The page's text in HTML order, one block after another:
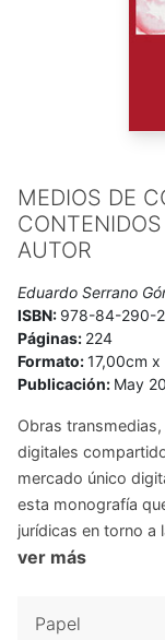
MEDIOS DE
AUTOR
Eduardo Serrano
ISBN: 978-84-290-
Páginas: 224
Formato:17,00cm
Publicación: May
Obras
digitales
mercado único
esta monografía
jurídicas en torno a
ver más
Papel